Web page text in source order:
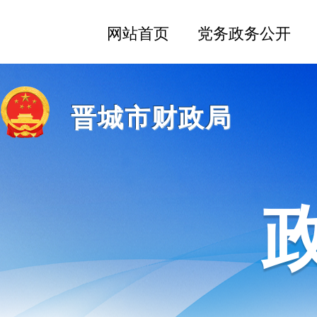
晋城市财政局